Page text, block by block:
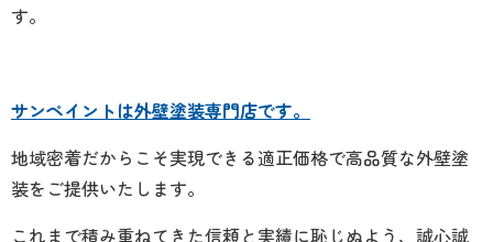
す。
サンペイントは外壁塗装専門店です。
地域密着だからこそ実現できる適正価格で高品質な外壁塗
装をご提供いたします。
これまで積み重ねてきた信頼と実績に恥じぬよう、誠心誠